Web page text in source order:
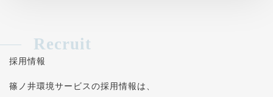
Recruit
採用情報
篠ノ井環境サービスの採用情報は、